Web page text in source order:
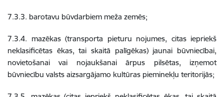
7.3.3. barotavu būvdarbiem meža zemēs;
7.3.4. mazēkas (transporta pieturu nojumes, citas iepriekš
neklasificētas ēkas, tai skaitā palīgēkas) jaunai būvniecībai,
novietošanai vai nojaukšanai ārpus pilsētas, izņemot
būvniecību valsts aizsargājamo kultūras pieminekļu teritorijās;